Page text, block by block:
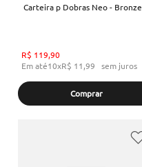
Carteira p Dobras Neo - Bronze
R$ 119,90
Em até10xR$ 11,99 sem juros
Comprar